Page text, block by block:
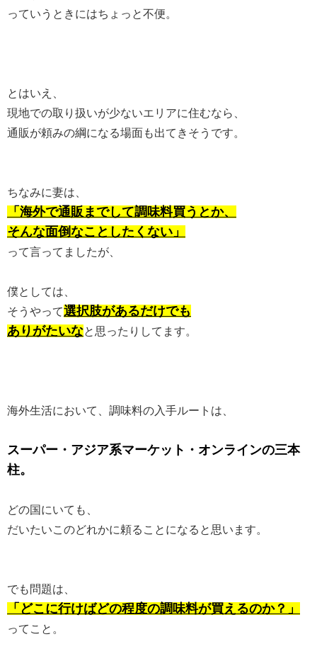
っていうときにはちょっと不便。
とはいえ、
現地での取り扱いが少ないエリアに住むなら、
通販が頼みの綱になる場面も出てきそうです。
ちなみに妻は、
「海外で通販までして調味料買うとか、
そんな面倒なことしたくない」
って言ってましたが、
僕としては、
そうやって選択肢があるだけでも
ありがたいなと思ったりしてます。
海外生活において、調味料の入手ルートは、
スーパー・アジア系マーケット・オンラインの三本
柱。
どの国にいても、
だいたいこのどれかに頼ることになると思います。
でも問題は、
「どこに行けばどの程度の調味料が買えるのか？」
ってこと。